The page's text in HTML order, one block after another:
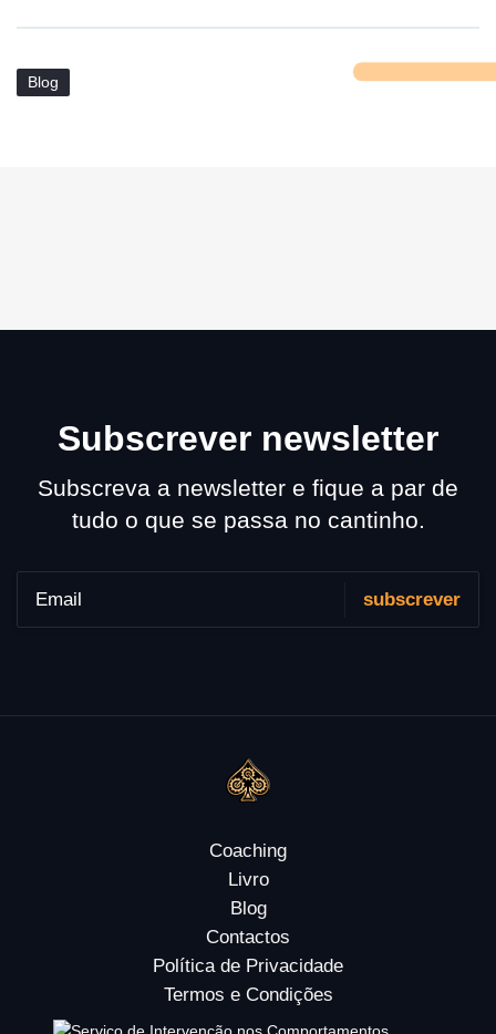
Blog
Subscrever newsletter
Subscreva a newsletter e fique a par de
tudo o que se passa no cantinho.
Coaching
Livro
Blog
Contactos
Política de Privacidade
Termos e Condições